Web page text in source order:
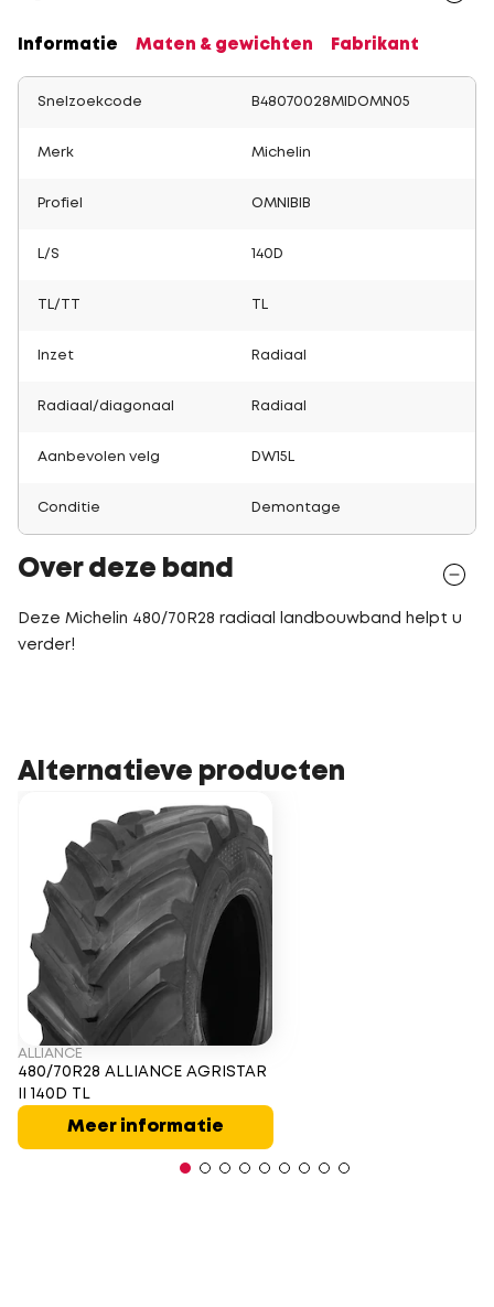
Informatie Maten & gewichten Fabrikant
Snelzoekcode B48070028MIDOMN05
Merk Michelin
Profiel OMNIBIB
L/S 140D
TL/TT
Inzet Radiaal
Radiaal/diagonaal Radiaal
Aanbevolen velg DW15L
Conditie Demontage
Over deze band
Deze Michelin 480/70R28 radiaal landbouwband helpt u
verder!
Alternatieve producten
ALLIANCE
480/70R28 ALLIANCE AGRISTAR
II 140D TL
Meer informatie